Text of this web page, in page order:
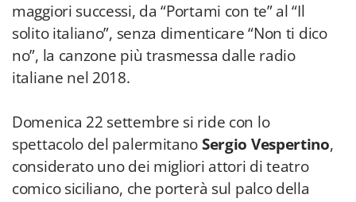
maggiori successi, da “Portami con te” al “Il
solito italiano”, senza dimenticare “Non ti dico
no”, la canzone più trasmessa dalle radio
italiane nel 2018.
Domenica 22 settembre si ride con lo
spettacolo del palermitanoSergio Vespertino,
considerato uno dei migliori attori di teatro
comico siciliano, che porterà sul palco della